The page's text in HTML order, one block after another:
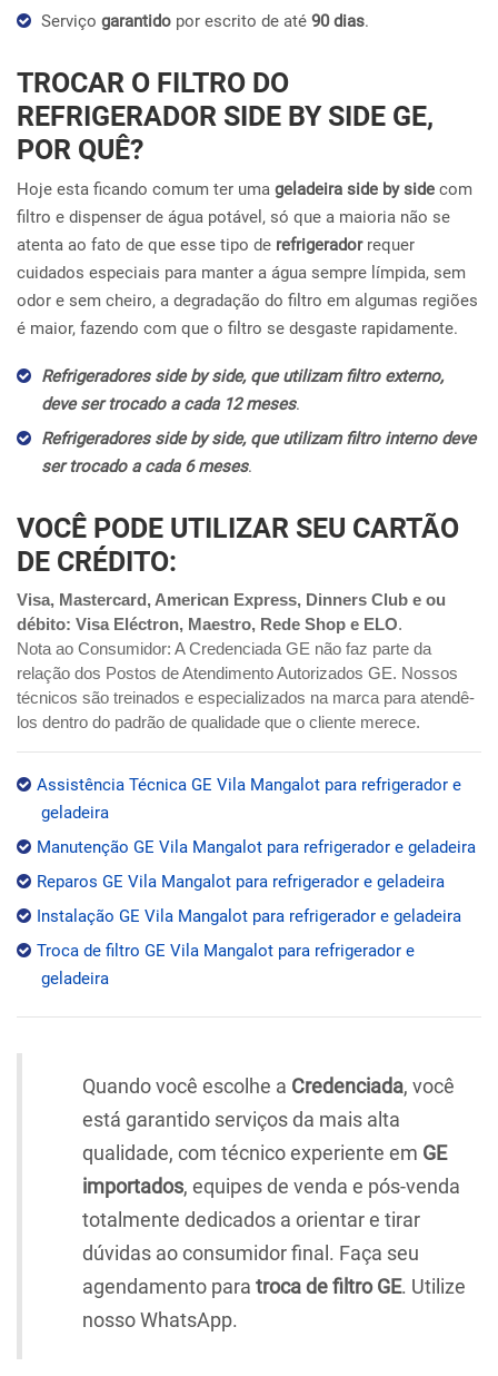
Serviço garantido por escrito de até 90 dias.
TROCAR O FILTRO DO
REFRIGERADOR SIDE BY SIDE GE,
POR QUÊ?
Hoje esta ficando comum ter uma geladeira side by side com
filtro e dispenser de água potável, só que a maioria não se
atenta ao fato de que esse tipo de refrigeradorrequer
cuidados especiais para manter a água sempre límpida, sem
odor e sem cheiro, a degradação do filtro em algumas regiões
é maior, fazendo com que o filtro se desgaste rapidamente.
Refrigeradores side by side, que utilizam filtro externo,
deve ser trocado a cada 12 meses.
Refrigeradores side by side, que utilizam filtro interno deve
ser trocado a cada 6 meses.
VOCÊ PODE UTILIZAR SEU CARTÃO
DE CRÉDITO:
Visa, Mastercard, American Express, Dinners Club e ou
débito: Visa Eléctron, Maestro, Rede Shop e ELO.
Nota ao Consumidor: A Credenciada GE não faz parte da
relação dos Postos de Atendimento Autorizados GE. Nossos
técnicos são treinados e especializados na marca para atendê-
los dentro do padrão de qualidade que o cliente merece.
Assistência Técnica GE Vila Mangalot para refrigerador e
geladeira
Manutenção GE Vila Mangalot para refrigerador e geladeira
Reparos GE Vila Mangalot para refrigerador e geladeira
Instalação GE Vila Mangalot para refrigerador e geladeira
Troca de filtro GE Vila Mangalot para refrigerador e
geladeira
Quando você escolhe a Credenciada, você
está garantido serviços da mais alta
qualidade, com técnico experiente em GE
importados, equipes de venda e pós-venda
totalmente dedicados a orientar e tirar
dúvidas ao consumidor final. Faça seu
agendamento para troca de filtro GE. Utilize
nosso WhatsApp.